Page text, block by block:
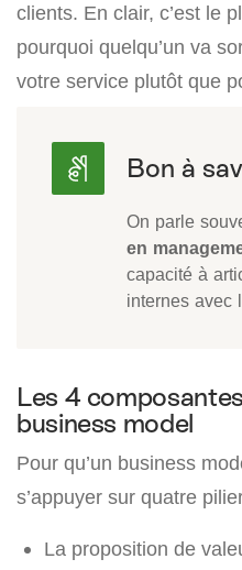
clients. En clair, c’est le
pourquoi quelqu’un va
votre service plutôt que
On parle
en
capacité à
internes avec
Les 4
business model
Pour qu’un business
s’appuyer sur quatre
La proposition de